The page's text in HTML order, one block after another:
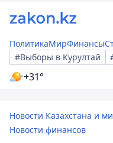
ПолитикаМирФинансы
#Выборы в Курултай
+31°
Новости Казахстана и
Новости финансов